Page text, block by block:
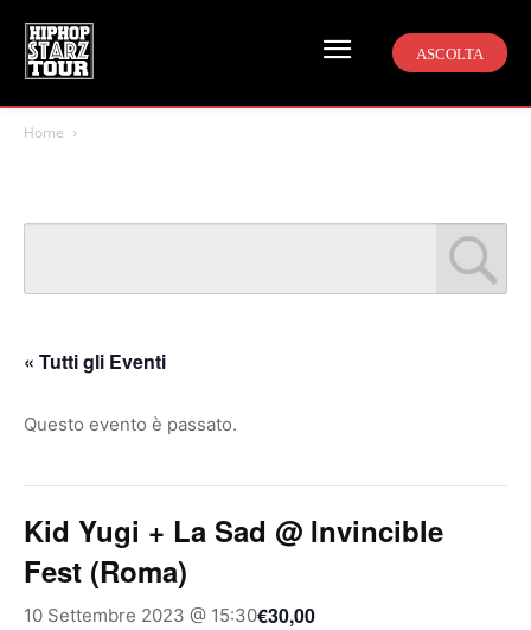
ASCOLTA
Home
« Tutti gli Eventi
Questo evento è passato.
Kid Yugi + La Sad @ Invincible
Fest (Roma)
10 Settembre 2023 @ 15:30€30,00